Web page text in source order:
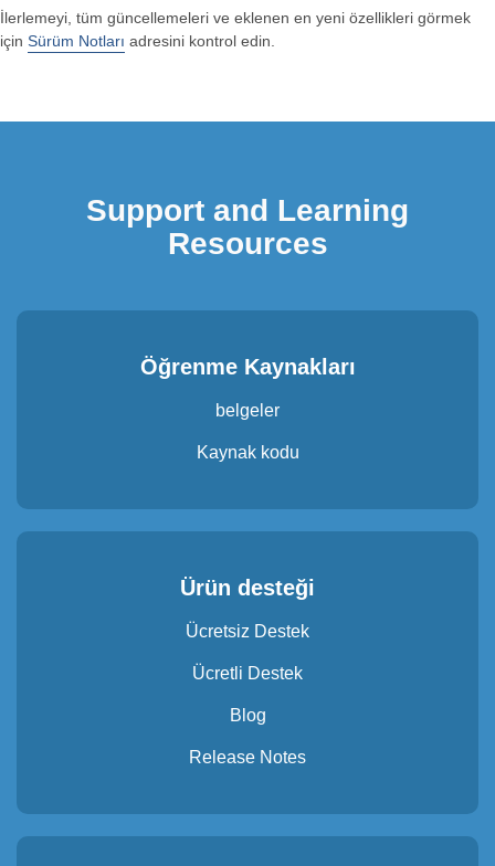
İlerlemeyi, tüm güncellemeleri ve eklenen en yeni özellikleri görmek
için Sürüm Notları adresini kontrol edin.
Support and Learning
Resources
Öğrenme Kaynakları
belgeler
Kaynak kodu
Ürün desteği
Ücretsiz Destek
Ücretli Destek
Blog
Release Notes